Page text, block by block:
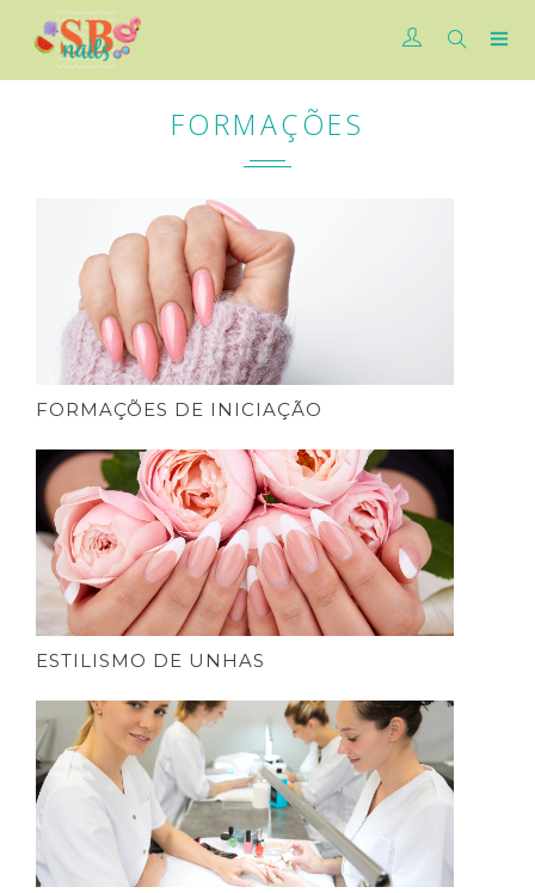
FORMAÇÕES
FORMAÇÕES DE INICIAÇÃO
ESTILISMO DE UNHAS